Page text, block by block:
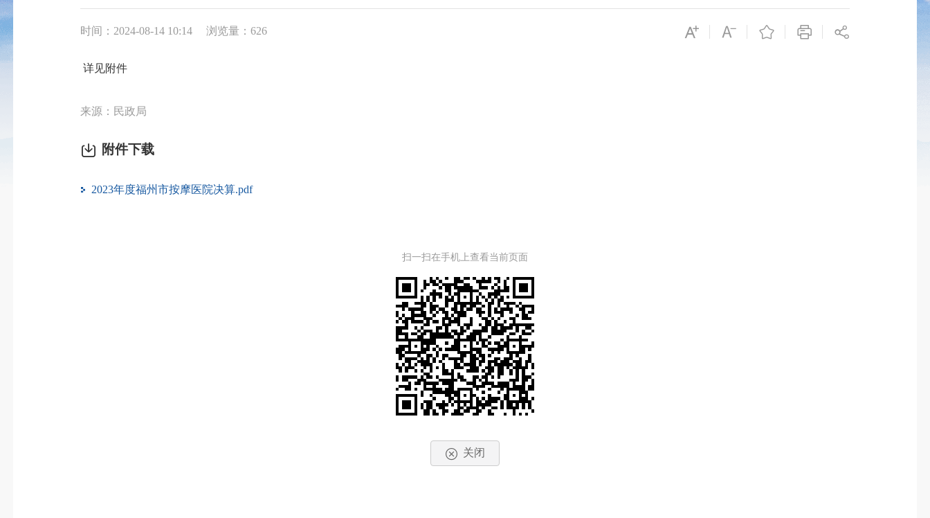
时间：2024-08-14 10:14 浏览量：626
详见附件
来源：民政局
附件下载
2023年度福州市按摩医院决算.pdf
扫一扫在手机上查看当前页面
关闭